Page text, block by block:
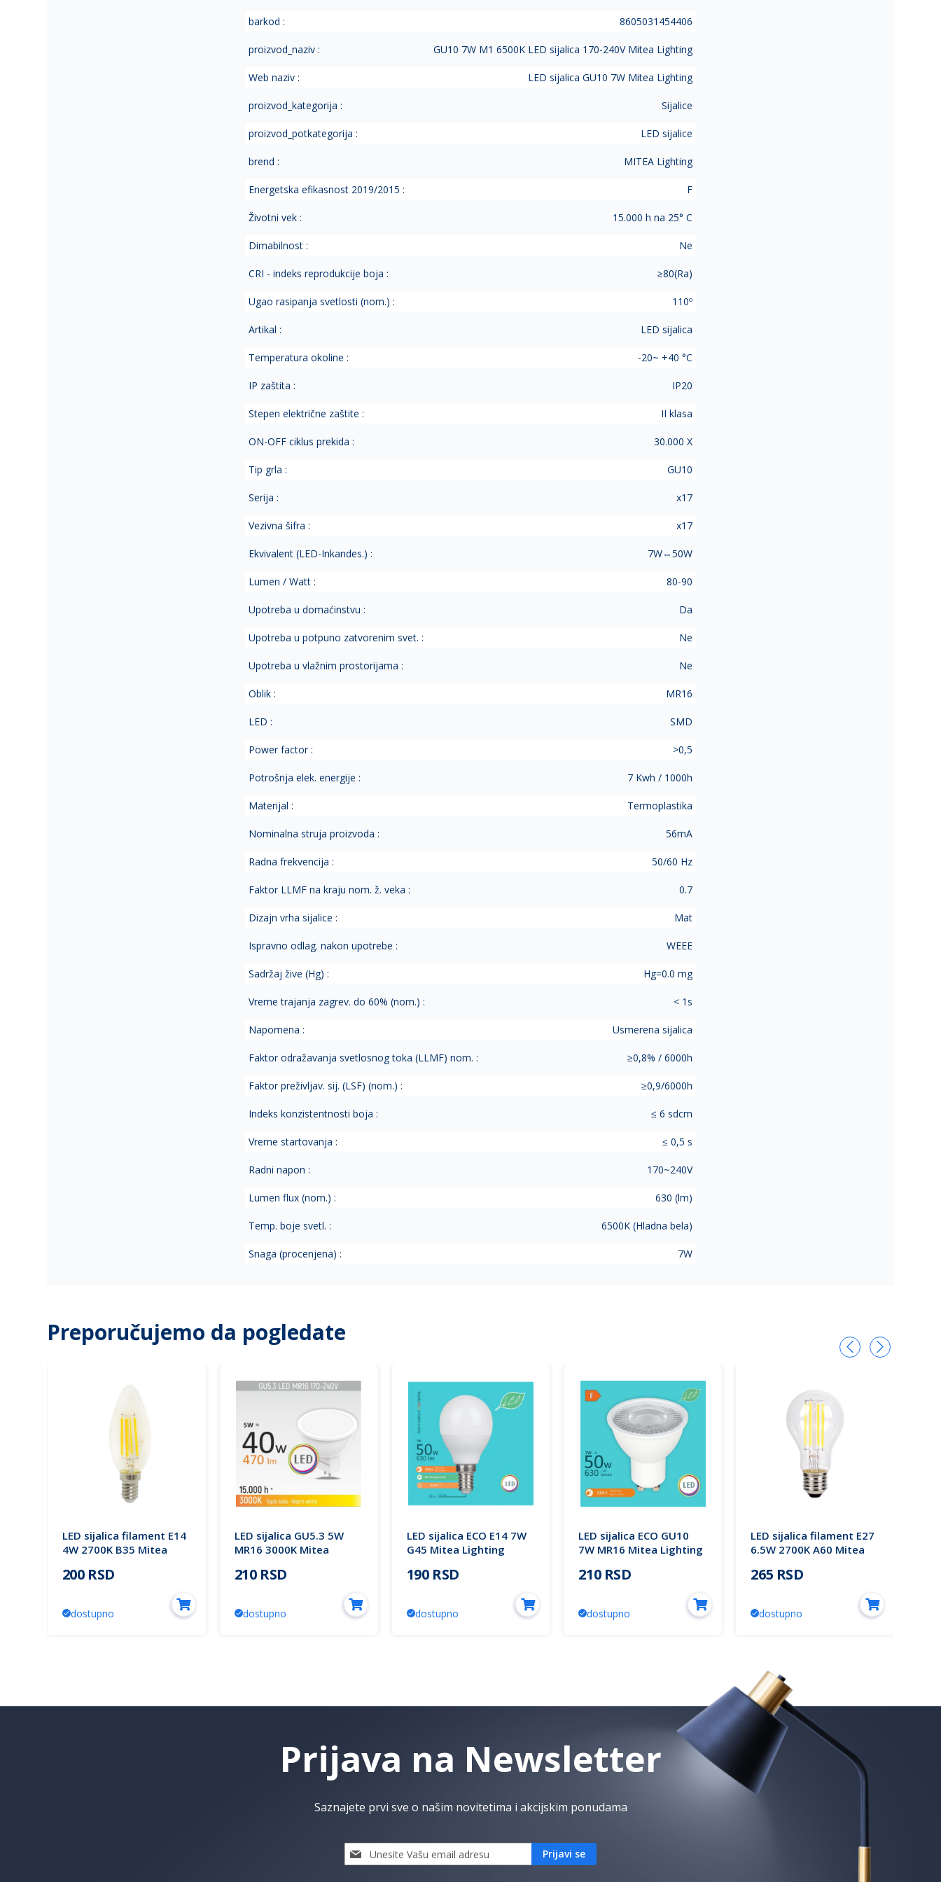
barkod : 8605031454406
proizvod_naziv : GU10 7W M1 6500K LED sijalica 170-240V Mitea Lighting
Web naziv : LED sijalica GU10 7W Mitea Lighting
proizvod_kategorija : Sijalice
proizvod_potkategorija : LED sijalice
brend : MITEA Lighting
Energetska efikasnost 2019/2015 : F
Životni vek : 15.000 h na 25° C
Dimabilnost : Ne
CRI - indeks reprodukcije boja : ≥80(Ra)
Ugao rasipanja svetlosti (nom.) : 110º
Artikal : LED sijalica
Temperatura okoline : -20~ +40 °C
IP zaštita : IP20
Stepen električne zaštite : II klasa
ON-OFF ciklus prekida : 30.000 X
Tip grla : GU10
Serija : x17
Vezivna šifra : x17
Ekvivalent (LED-Inkandes.) : 7W⇔50W
Lumen / Watt : 80-90
Upotreba u domaćinstvu : Da
Upotreba u potpuno zatvorenim svet. : Ne
Upotreba u vlažnim prostorijama : Ne
Oblik : MR16
LED : SMD
Power factor : >0,5
Potrošnja elek. energije : 7 Kwh / 1000h
Materijal : Termoplastika
Nominalna struja proizvoda : 56mA
Radna frekvencija : 50/60 Hz
Faktor LLMF na kraju nom. ž. veka : 0.7
Dizajn vrha sijalice : Mat
Ispravno odlag. nakon upotrebe : WEEE
Sadržaj žive (Hg) : Hg=0.0 mg
Vreme trajanja zagrev. do 60% (nom.) : < 1s
Napomena : Usmerena sijalica
Faktor odražavanja svetlosnog toka (LLMF) nom. : ≥0,8% / 6000h
Faktor preživljav. sij. (LSF) (nom.) : ≥0,9/6000h
Indeks konzistentnosti boja : ≤ 6 sdcm
Vreme startovanja : ≤ 0,5 s
Radni napon : 170~240V
Lumen flux (nom.) : 630 (lm)
Temp. boje svetl. : 6500K (Hladna bela)
Snaga (procenjena) : 7W
Preporučujemo da pogledate
LED sijalica filament E14
4W 2700K B35 Mitea
200 RSD
dostupno
LED sijalica GU5.3 5W
MR16 3000K Mitea
210 RSD
dostupno
LED sijalica ECO E14 7W
G45 Mitea Lighting
190 RSD
dostupno
LED sijalica ECO GU10
7W MR16 Mitea Lighting
210 RSD
dostupno
LED sijalica filament E27
6.5W 2700K A60 Mitea
265 RSD
dostupno
Prijava na Newsletter
Saznajete prvi sve o našim novitetima i akcijskim ponudama
Prijavi
se
Prijavi se